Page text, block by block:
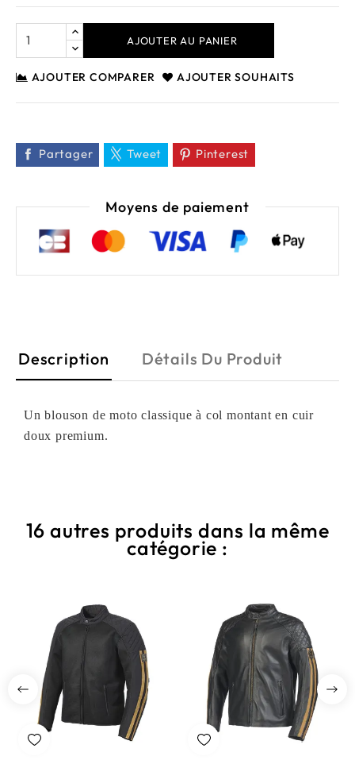
AJOUTER AU PANIER
AJOUTER COMPARER AJOUTER SOUHAITS
Partager Tweet Pinterest
Moyens de paiement
Description Détails Du Produit
Un blouson de moto classique à col montant en cuir
doux premium.
16 autres produits dans la même
catégorie :